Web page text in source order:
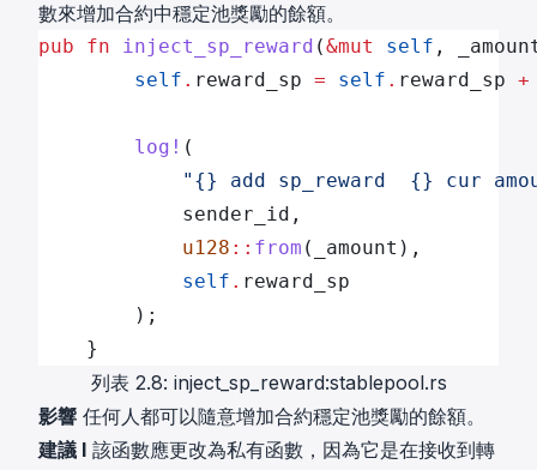
數來增加合約中穩定池獎勵的餘額。
pub fn inject_sp_reward (&mut self ,
        self
. reward_sp = self . reward_sp +
        log!
(
"{} add sp_reward  {} cur
            sender_id,
            u128
:: from (_amount),
            self
. reward_sp
        );
    }
列表 2.8: inject_sp_reward:stablepool.rs
影響 任何人都可以隨意增加合約穩定池獎勵的餘額。
建議 I 該函數應更改為私有函數，因為它是在接收到轉